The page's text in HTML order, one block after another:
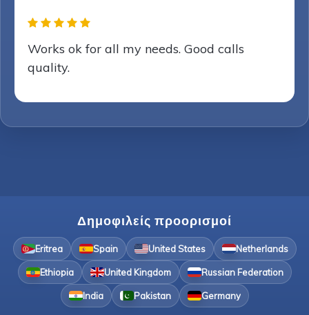
Works ok for all my needs. Good calls
quality.
Δημοφιλείς προορισμοί
Eritrea Spain United States Netherlands
Ethiopia United Kingdom Russian Federation
India Pakistan Germany